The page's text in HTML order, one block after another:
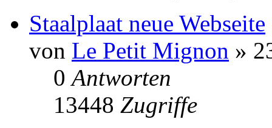
Staalplaat neue Webseite
von Le Petit Mignon »
0Antworten
13448 Zugriffe